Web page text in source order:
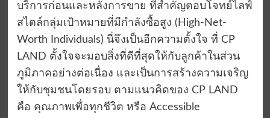
บริการก่อนและหลังการขาย ที่สำคัญตอบโจทย์ไลฟ์
สไตล์กลุ่มเป้าหมายที่มีกำลังซื้อสูง (High-Net-
Worth Individuals) นี่จึงเป็นอีกความตั้งใจ ที่ CP
LAND ตั้งใจจะมอบสิ่งที่ดีที่สุดให้กับลูกค้าในส่วน
ภูมิภาคอย่างต่อเนื่อง และเป็นการสร้างความเจริญ
ให้กับชุมชนโดยรอบ ตามแนวคิดของ CP LAND
คือ คุณภาพเพื่อทุกชีวิต หรือ Accessible